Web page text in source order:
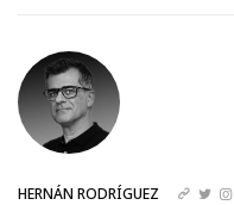
HERNÁN RODRÍGUEZ